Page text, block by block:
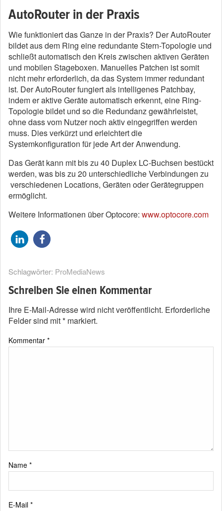
AutoRouter in der Praxis
Wie funktioniert das Ganze in der Praxis? Der AutoRouter
bildet aus dem Ring eine redundante Stern-Topologie und
schließt automatisch den Kreis zwischen aktiven Geräten
und mobilen Stageboxen. Manuelles Patchen ist somit
nicht mehr erforderlich, da das System immer redundant
ist. Der AutoRouter fungiert als intelligenes Patchbay,
indem er aktive Geräte automatisch erkennt, eine Ring-
Topologie bildet und so die Redundanz gewährleistet,
ohne dass vom Nutzer noch aktiv eingegriffen werden
muss. Dies verkürzt und erleichtert die
Systemkonfiguration für jede Art der Anwendung.
Das Gerät kann mit bis zu 40 Duplex LC-Buchsen bestückt
werden, was bis zu 20 unterschiedliche Verbindungen zu
verschiedenen Locations, Geräten oder Gerätegruppen
ermöglicht.
Weitere Informationen über Optocore: www.optocore.com
Schlagwörter: ProMediaNews
Schreiben Sie einen Kommentar
Ihre E-Mail-Adresse wird nicht veröffentlicht. Erforderliche
Felder sind mit* markiert.
Kommentar *
Name *
E-Mail *